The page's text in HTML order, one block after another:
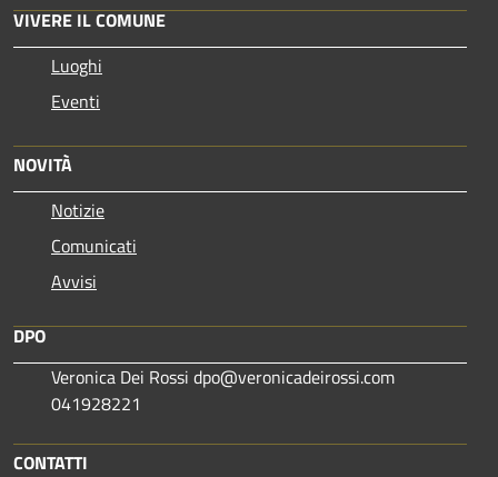
VIVERE IL COMUNE
Luoghi
Eventi
NOVITÀ
Notizie
Comunicati
Avvisi
DPO
Veronica Dei Rossi dpo@veronicadeirossi.com
041928221
CONTATTI